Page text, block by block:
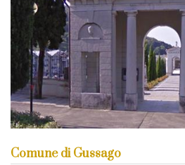
Comune di Gussago